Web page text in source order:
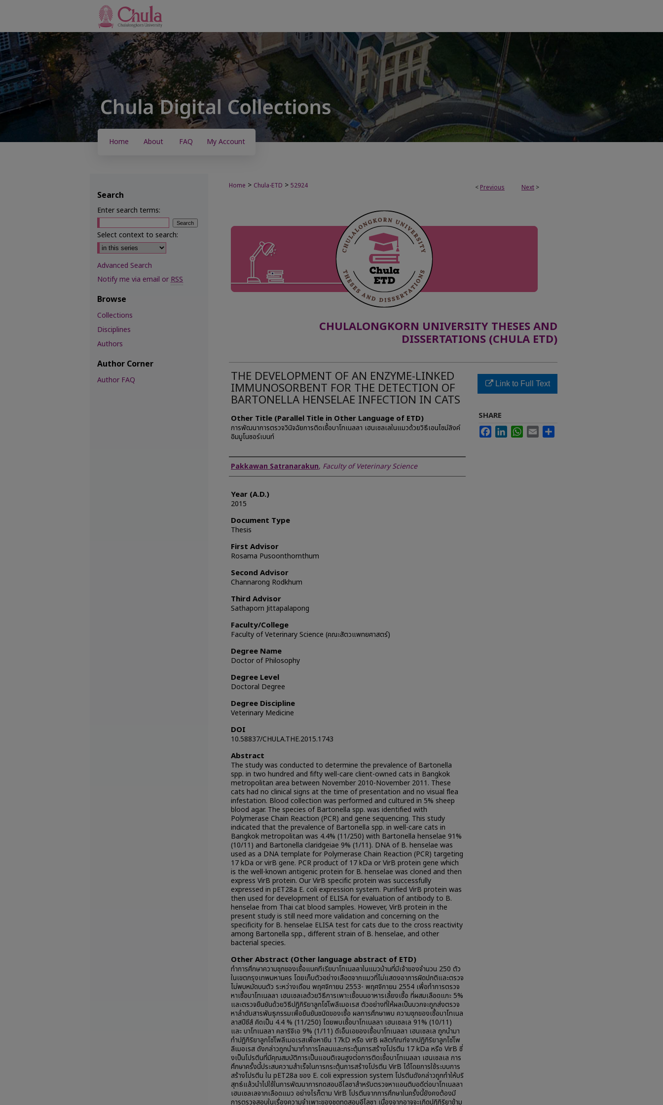
Home About FAQ My Account
< Previous Next >
Home > Chula-ETD > 52924
CHULALONGKORN UNIVERSITY THESES AND
DISSERTATIONS (CHULA ETD)
THE DEVELOPMENT OF AN ENZYME-LINKED
IMMUNOSORBENT FOR THE DETECTION OF
BARTONELLA HENSELAE INFECTION IN CATS
Other Title (Parallel Title in Other Language of ETD)
การพัฒนาการตรวจวินิจฉัยการติดเชื้อบาโทเนลลา เฮนเซลเลในแมวด้วยวิธีเอนไซม์ลิงค์
อิมมูโนซอร์เบนท์
Author
Pakkawan Satranarakun, Faculty of Veterinary Science
Year (A.D.)
2015
Document Type
Thesis
First Advisor
Rosama Pusoonthornthum
Second Advisor
Channarong Rodkhum
Third Advisor
Sathaporn Jittapalapong
Faculty/College
Faculty of Veterinary Science (คณะสัตวแพทยศาสตร์)
Degree Name
Doctor of Philosophy
Degree Level
Doctoral Degree
Degree Discipline
Veterinary Medicine
DOI
10.58837/CHULA.THE.2015.1743
Abstract
The study was conducted to determine the prevalence of Bartonella
spp. in two hundred and fifty well-care client-owned cats in Bangkok
metropolitan area between November 2010-November 2011. These
cats had no clinical signs at the time of presentation and no visual flea
infestation. Blood collection was performed and cultured in 5% sheep
blood agar. The species of Bartonella spp. was identified with
Polymerase Chain Reaction (PCR) and gene sequencing. This study
indicated that the prevalence of Bartonella spp. in well-care cats in
Bangkok metropolitan was 4.4% (11/250) with Bartonella henselae 91%
(10/11) and Bartonella claridgeiae 9% (1/11). DNA of B. henselae was
used as a DNA template for Polymerase Chain Reaction (PCR) targeting
17 kDa or virB gene. PCR product of 17 kDa or VirB protein gene which
is the well-known antigenic protein for B. henselae was cloned and then
express VirB protein. Our VirB specific protein was successfully
expressed in pET28a E. coli expression system. Purified VirB protein was
then used for development of ELISA for evaluation of antibody to B.
henselae from Thai cat blood samples. However, VirB protein in the
present study is still need more validation and concerning on the
specificity for B. henselae ELISA test for cats due to the cross reactivity
among Bartonella spp., different strain of B. henselae, and other
bacterial species.
Other Abstract (Other language abstract of ETD)
ทำการศึกษาความชุกของเชื้อแบคทีเรียบาโทเนลลาในแมวบ้านที่มีเจ้าของจำนวน 250 ตัว
ในเขตกรุงเทพมหานคร โดยเก็บตัวอย่างเลือดจากแมวที่ไม่แสดงอาการผิดปกติและตรวจ
ไม่พบหมัดบนตัว ระหว่างเดือน พฤศจิกายน 2553- พฤศจิกายน 2554 เพื่อทำการตรวจ
หาเชื้อบาโทเนลลา เฮนเซลเลด้วยวิธีการเพาะเชื้อบนอาหารเลี้ยงเชื้อ ที่ผสมเลือดแกะ 5%
และตรวจยืนยันด้วยวิธีปฎิกิริยาลูกโซ่โพลีเมอเรส ตัวอย่างที่ให้ผลเป็นบวกจะถูกส่งตรวจ
หาลำดับสารพันธุกรรมเพื่อยืนยันชนิดของเชื้อ ผลการศึกษาพบ ความชุกของเชื้อบาโทเนล
ลาสปีชีส์ คิดเป็น 4.4 % (11/250) โดยพบเชื้อบาโทเนลลา เฮนเซลเล 91% (10/11)
และ บาโทเนลลา คลาริจิเอ 9% (1/11) ดีเอ็นเอของเชื้อบาโทเนลลา เฮนเซลเล ถูกนำมา
ทำปฏิกิริยาลูกโซ่โพลีเมอเรสเพื่อหายีน 17kD หรือ virB ผลิตภัณฑ์จากปฏิกิริยาลูกโซ่โพ
ลีเมอเรส ดังกล่าวถูกนำมาทำการโคลนและกระตุ้นการสร้างโปรตีน 17 kDa หรือ VirB ซี่
งเป็นโปรตีนที่มีคุณสมบัติการเป็นแอนติเจนสูงต่อการติดเชื้อบาโทเนลลา เฮนเซลเล การ
ศึกษาครั้งนี้ประสบความสำเร็จในการกระตุ้นการสร้างโปรตีน VirB ได้โดยการใช้ระบบการ
สร้างโปรตีน ใน pET28a ของ E. coli expression system โปรตีนดังกล่าวถูกทำให้บริ
สุทธ์แล้วนำไปใช้ในการพัฒนาการทดสอบอีไลซาสำหรับตรวจหาแอนติบอดีต่อบาโทเนลลา
เฮนเซลเลจากเลือดแมว อย่างไรก็ตาม VirB โปรตีนจากการศึกษาในครั้งนี้ยังคงต้องมี
การตรวจสอบในเรื่องความจำเพาะของชุดทดสอบอีไลซา เนื่องจากอาจจะเกิดปฎิกิริยาข้าม
Link to Full Text
SHARE
FacebookLinkedInWhatsApp
Email
Search
Enter search terms:
Select context to search:
Advanced Search
Notify me via email orRSS
Browse
Collections
Disciplines
Authors
Author Corner
Author FAQ